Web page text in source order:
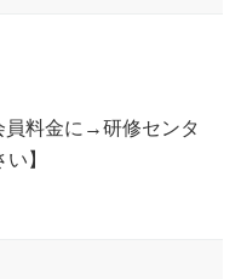
員料金に→研修センタ
】